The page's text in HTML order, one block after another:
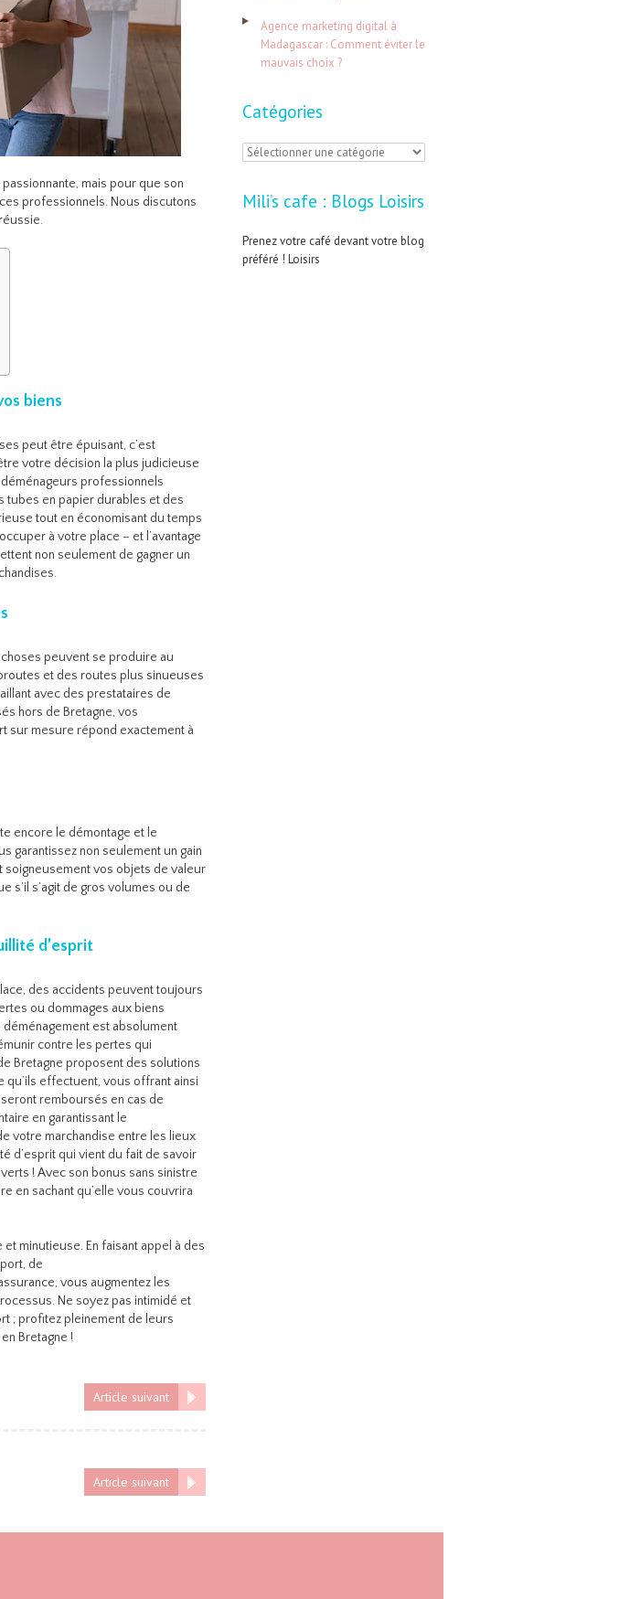
mais pour que son
professionnels. Nous discutons
biens
peut être épuisant, c’est
votre décision la plus judicieuse
professionnels
tubes en papier durables et des
tout en économisant du temps
à votre place – et l’avantage
non seulement de gagner un
peuvent se produire au
et des routes plus sinueuses
avec des prestataires de
hors de Bretagne, vos
sur mesure répond exactement à
encore le démontage et le
garantissez non seulement un gain
soigneusement vos objets de valeur
s’il s’agit de gros volumes ou de
d’esprit
des accidents peuvent toujours
ou dommages aux biens
est absolument
contre les pertes qui
Bretagne proposent des solutions
effectuent, vous offrant ainsi
remboursés en cas de
en garantissant le
votre marchandise entre les lieux
d’esprit qui vient du fait de savoir
! Avec son bonus sans sinistre
en sachant qu’elle vous couvrira
minutieuse. En faisant appel à des
de
vous augmentez les
Ne soyez pas intimidé et
; profitez pleinement de leurs
Bretagne !
Article suivant
Article suivant
Agence marketing digital à
Madagascar : Comment éviter le
mauvais choix ?
Catégories
C
t
é
g
Mili’s cafe : Blogs Loisirs
Prenez votre café devant votre blog
préféré ! Loisirs